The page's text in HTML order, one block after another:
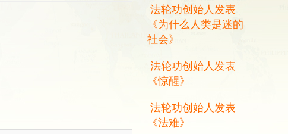
法轮功创始人发表
《为什么人类是迷的
社会》
法轮功创始人发表
《惊醒》
法轮功创始人发表
《法难》